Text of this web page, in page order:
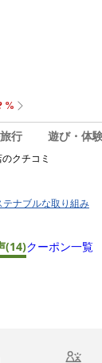
行 遊び・体
のクチコミ
テナブルな取り組み
(14)クーポン一覧